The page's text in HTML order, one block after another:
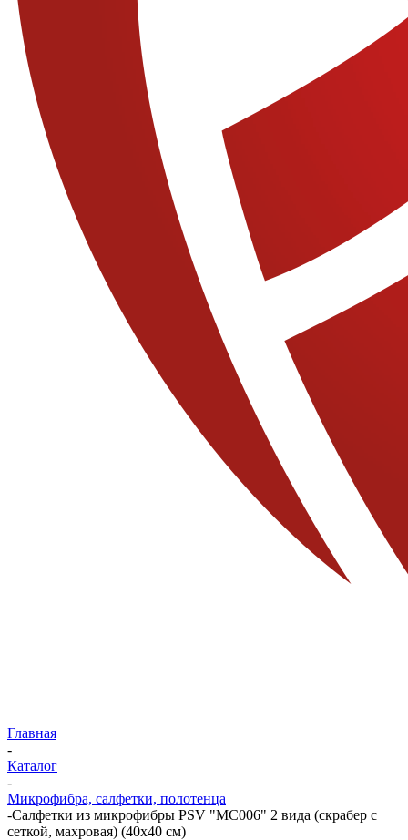
Главная
-
Каталог
-
Микрофибра, салфетки, полотенца
-Салфетки из микрофибры PSV "МС006" 2 вида (скрабер с
сеткой, махровая) (40x40 см)